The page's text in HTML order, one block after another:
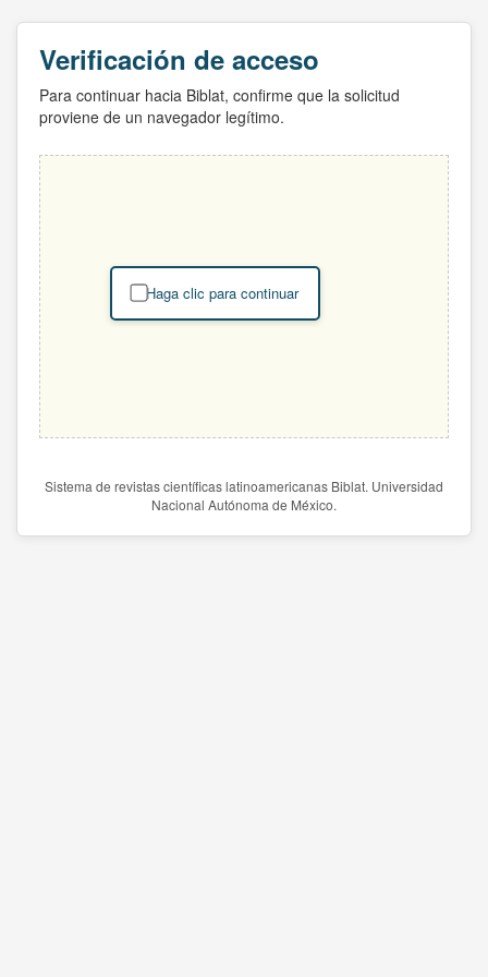
Verificación de acceso
Para continuar hacia Biblat, confirme que la solicitud
proviene de un navegador legítimo.
Haga clic para continuar
Sistema de revistas científicas latinoamericanas Biblat. Universidad
Nacional Autónoma de México.